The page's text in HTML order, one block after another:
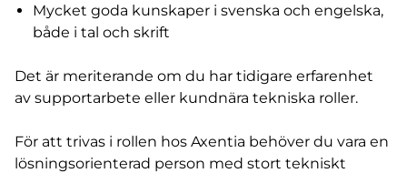
Mycket goda kunskaper i svenska och engelska,
både i tal och skrift
Det är meriterande om du har tidigare erfarenhet
av supportarbete eller kundnära tekniska roller.
För att trivas i rollen hos Axentia behöver du vara en
lösningsorienterad person med stort tekniskt